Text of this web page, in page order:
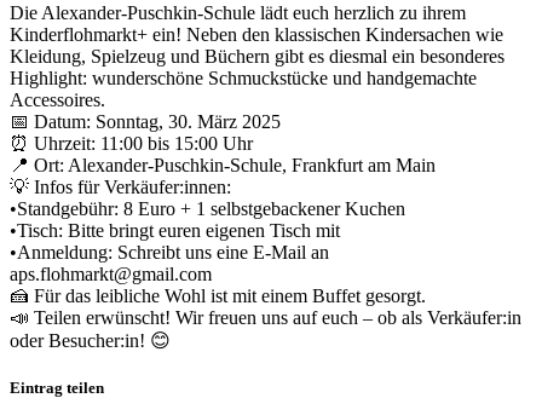
Die Alexander-Puschkin-Schule lädt euch herzlich zu ihrem
Kinderflohmarkt+ ein! Neben den klassischen Kindersachen wie
Kleidung, Spielzeug und Büchern gibt es diesmal ein besonderes
Highlight: wunderschöne Schmuckstücke und handgemachte
Accessoires.
📅 Datum: Sonntag, 30. März 2025
⏰ Uhrzeit: 11:00 bis 15:00 Uhr
📍 Ort: Alexander-Puschkin-Schule, Frankfurt am Main
💡 Infos für Verkäufer:innen:
•Standgebühr: 8 Euro + 1 selbstgebackener Kuchen
•Tisch: Bitte bringt euren eigenen Tisch mit
•Anmeldung: Schreibt uns eine E-Mail an
aps.flohmarkt@gmail.com
🍰 Für das leibliche Wohl ist mit einem Buffet gesorgt.
📣 Teilen erwünscht! Wir freuen uns auf euch – ob als Verkäufer:in
oder Besucher:in! 😊
Eintrag teilen